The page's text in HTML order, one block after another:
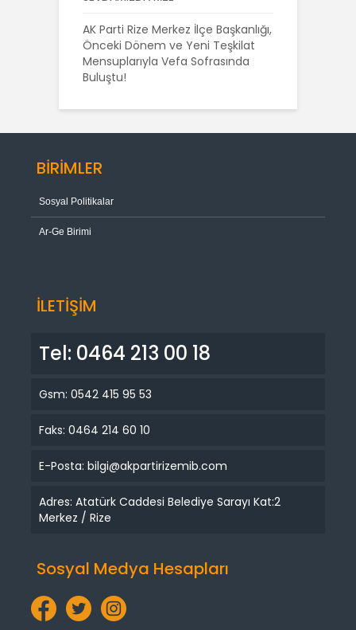
AK Parti Rize Merkez İlçe Başkanlığı,
Önceki Dönem ve Yeni Teşkilat
Mensuplarıyla Vefa Sofrasında
Buluştu!
BİRİMLER
Sosyal Politikalar
Ar-Ge Birimi
İLETİŞİM
Tel: 0464 213 00 18
Gsm: 0542 415 95 53
Faks: 0464 214 60 10
E-Posta: bilgi@akpartirizemib.com
Adres: Atatürk Caddesi Belediye Sarayı Kat:2
Merkez / Rize
Sosyal Medya Hesapları